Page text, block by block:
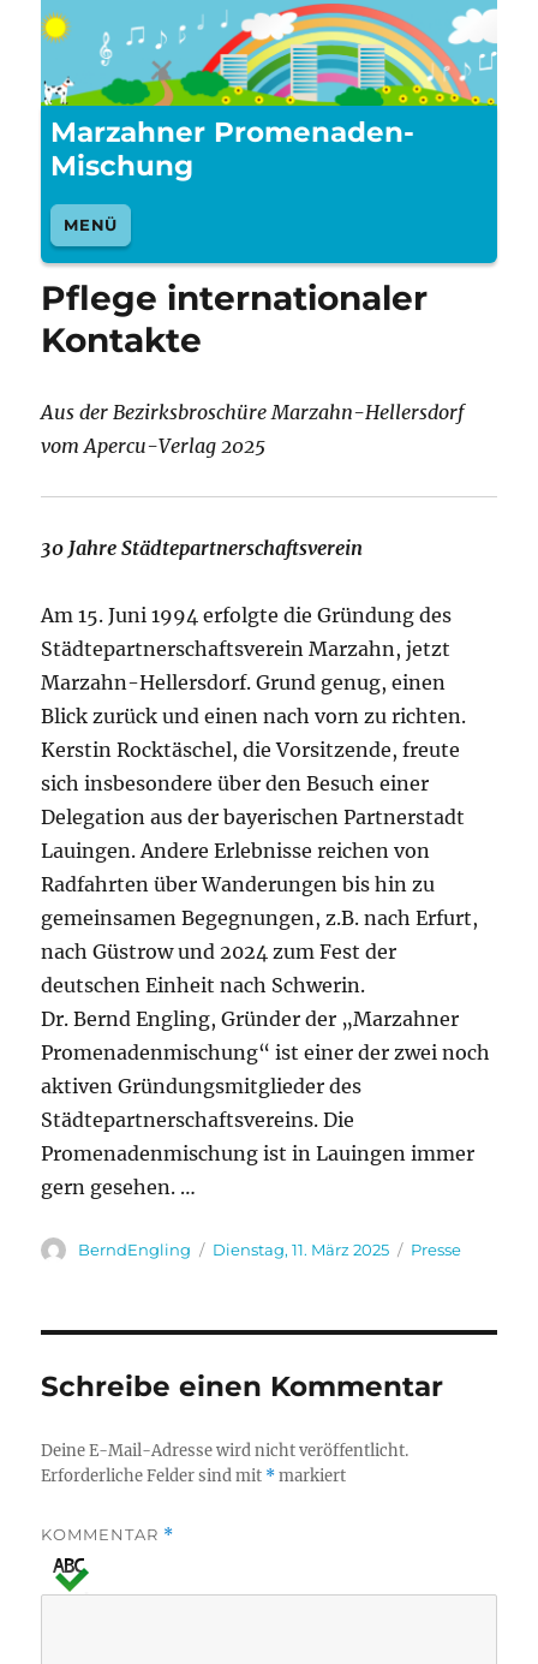
Marzahner Promenaden-
Mischung
MENÜ
Pflege internationaler
Kontakte
Aus der Bezirksbroschüre Marzahn-Hellersdorf
vom Apercu-Verlag 2025
30 Jahre Städtepartnerschaftsverein
Am 15. Juni 1994 erfolgte die Gründung des
Städtepartnerschaftsverein Marzahn, jetzt
Marzahn-Hellersdorf. Grund genug, einen
Blick zurück und einen nach vorn zu richten.
Kerstin Rocktäschel, die Vorsitzende, freute
sich insbesondere über den Besuch einer
Delegation aus der bayerischen Partnerstadt
Lauingen. Andere Erlebnisse reichen von
Radfahrten über Wanderungen bis hin zu
gemeinsamen Begegnungen, z.B. nach Erfurt,
nach Güstrow und 2024 zum Fest der
deutschen Einheit nach Schwerin.
Dr. Bernd Engling, Gründer der „Marzahner
Promenadenmischung“ ist einer der zwei noch
aktiven Gründungsmitglieder des
Städtepartnerschaftsvereins. Die
Promenadenmischung ist in Lauingen immer
gern gesehen. …
Autor
BerndEngling
Veröffentlicht
Dienstag, 11. März 2025 Kategorien
Presse
Schreibe einen Kommentar
Deine E-Mail-Adresse wird nicht veröffentlicht.
Erforderliche Felder sind mit *markiert
KOMMENTAR *